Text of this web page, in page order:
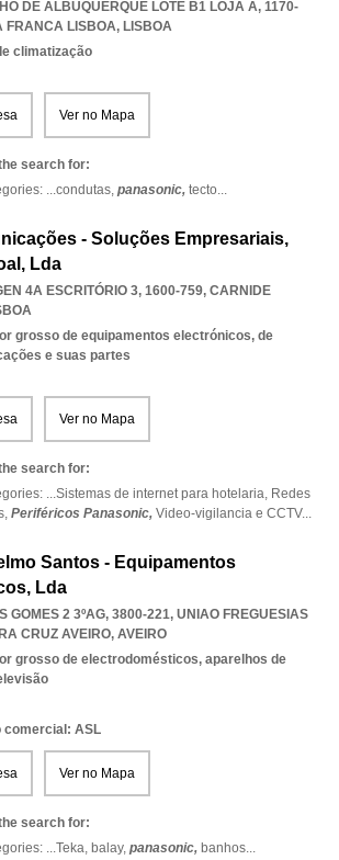
DE ALBUQUERQUE LOTE B1 LOJA A, 1170-
FRANCA LISBOA, LISBOA
climatização
Ver no Mapa
search for:
...condutas, panasonic, tecto...
- Soluções Empresariais,
Lda
4A ESCRITÓRIO 3, 1600-759, CARNIDE
grosso de equipamentos electrónicos, de
e suas partes
Ver no Mapa
search for:
...Sistemas de internet para hotelaria, Redes
Periféricos Panasonic, Video-vigilancia e CCTV...
Santos - Equipamentos
Lda
GOMES 2 3ºAG, 3800-221, UNIAO FREGUESIAS
CRUZ AVEIRO, AVEIRO
grosso de electrodomésticos, aparelhos de
comercial: ASL
Ver no Mapa
search for:
...Teka, balay, panasonic, banhos...